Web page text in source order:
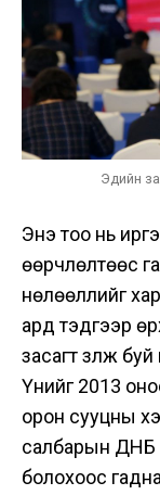
Эдийн
Энэ тоо нь
өөрчлөлтөөс
нөлөөллийг
ард тэдгээр
засагт үзүүлж
Үүнийг 2013
орон сууцны
салбарын ДНБ
болохоос